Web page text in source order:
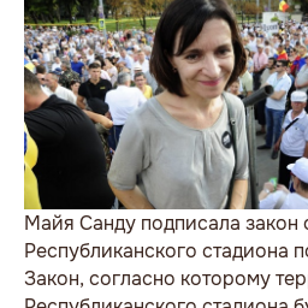
Майя Санду подписала закон
Республиканского стадиона
Закон, согласно которому